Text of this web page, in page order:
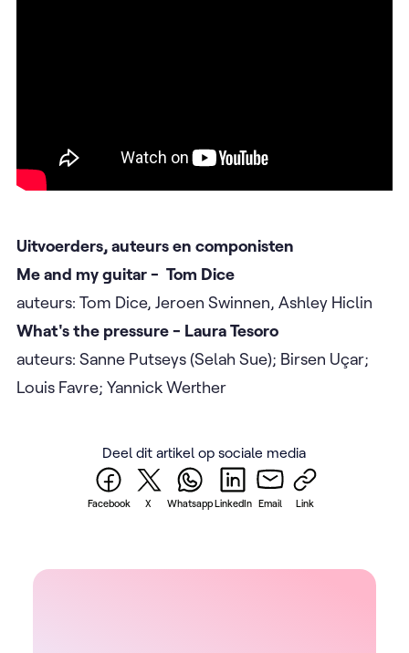
Uitvoerders, auteurs en componisten
Me and my guitar - Tom Dice
auteurs: Tom Dice, Jeroen Swinnen, Ashley Hiclin
What's the pressure - Laura Tesoro
auteurs: Sanne Putseys (Selah Sue); Birsen Uçar;
Louis Favre; Yannick Werther
Deel dit artikel op sociale media
Facebook X WhatsappLinkedIn Email Link